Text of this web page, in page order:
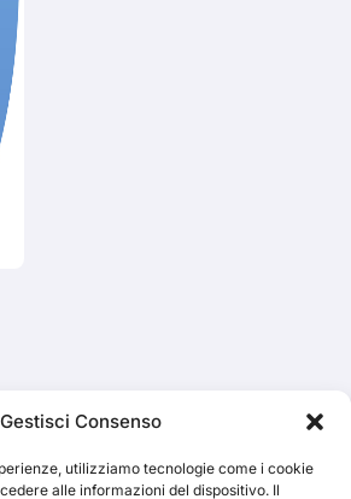
Gestisci Consenso
utilizziamo tecnologie come i cookie
alle informazioni del dispositivo. IlCerca